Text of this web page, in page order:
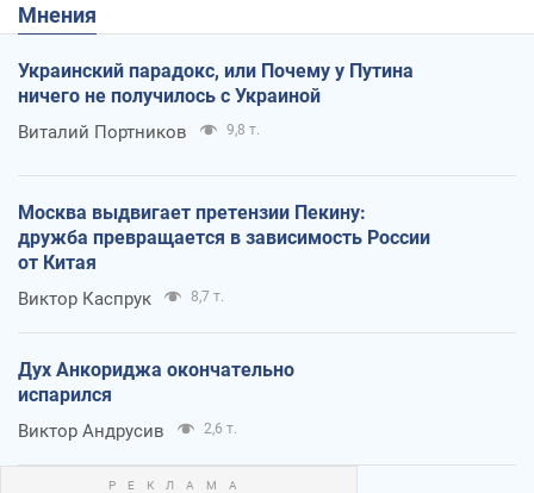
Мнения
Украинский парадокс, или Почему у Путина
ничего не получилось с Украиной
Виталий Портников 9,8 т.
Москва выдвигает претензии Пекину:
дружба превращается в зависимость России
от Китая
Виктор Каспрук 8,7 т.
Дух Анкориджа окончательно
испарился
Виктор Андрусив 2,6 т.